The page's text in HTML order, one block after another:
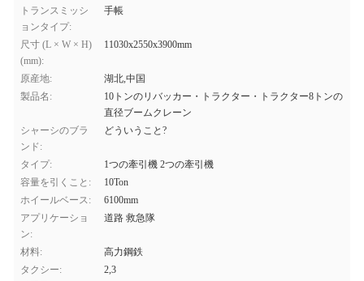
トランスミッシ
ョンタイプ:
手帳
尺寸 (L × W × H)
(mm):
11030x2550x3900mm
原産地:
湖北,中国
製品名:
10トンのリバッカー・トラクター・トラクター8トンの
直径ブームクレーン
シャーシのブラ
ンド:
どういうこと?
タイプ:
1つの牽引機 2つの牽引機
容量を引くこと:
10Ton
ホイールベース:
6100mm
アプリケーショ
ン:
道路 救急隊
材料:
高力鋼鉄
タクシー:
2,3